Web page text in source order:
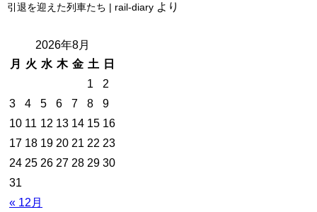
引退を迎えた列車たち | rail-diary より
2026年8月
月
火 水 木 金 土 日
« 12月
1
2
3
4 5 6 7 8
9
10 11 12 13 14 15 16
17 18 19 20 21 22 23
24 25 26 27 28 29 30
31